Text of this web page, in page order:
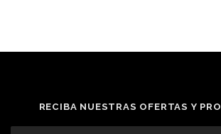
RECIBA NUESTRAS OFERTAS Y